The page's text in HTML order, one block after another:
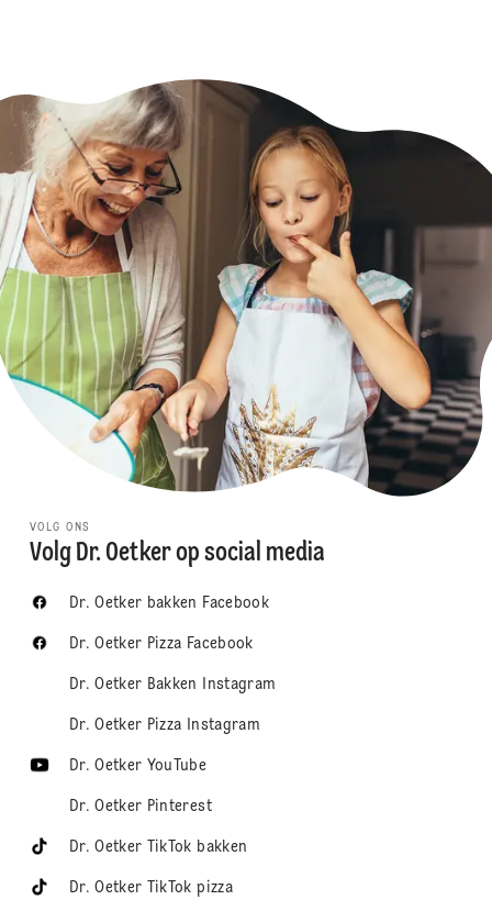
VOLG ONS
Volg Dr. Oetker op social media
Dr. Oetker bakken Facebook
Dr. Oetker Pizza Facebook
Dr. Oetker Bakken Instagram
Dr. Oetker Pizza Instagram
Dr. Oetker YouTube
Dr. Oetker Pinterest
Dr. Oetker TikTok bakken
Dr. Oetker TikTok pizza